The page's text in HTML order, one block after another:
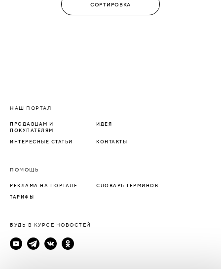
НАШ ПОРТАЛ
ПРОДАВЦАМ И
ПОКУПАТЕЛЯМ
ИДЕЯ
ИНТЕРЕСНЫЕ СТАТЬИ КОНТАКТЫ
ПОМОЩЬ
РЕКЛАМА НА ПОРТАЛЕ СЛОВАРЬ ТЕРМИНОВ
ТАРИФЫ
БУДЬ В КУРСЕ НОВОСТЕЙ